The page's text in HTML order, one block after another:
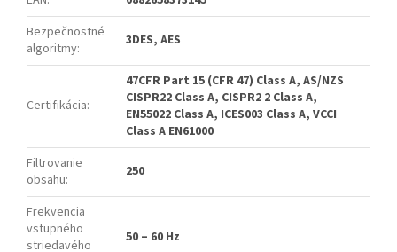
Bezpečnostné
algoritmy: 3DES, AES
Certifikácia:
47CFR Part 15 (CFR 47) Class A, AS/NZS
CISPR22 Class A, CISPR2 2 Class A,
EN55022 Class A, ICES003 Class A, VCCI
Class A EN61000
Filtrovanie
obsahu: 250
Frekvencia
vstupného
striedavého
50 – 60 Hz